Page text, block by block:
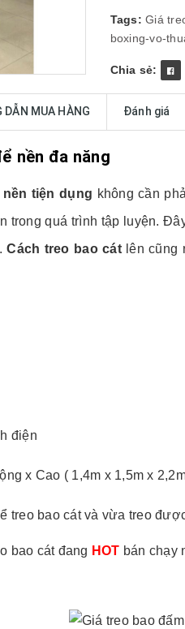
Tags:Giá
boxing-vo-
Chia sẻ:
DẪN MUA HÀNG Đánh giá
nền đa năng
nền tiện dụng không cần
trong quá trình tập luyện.
Cách treo bao cátlên cũng
điện
x Cao ( 1,4m x 1,5m x
treo bao cát và vừa treo
bao cát đang HOT bán chạy